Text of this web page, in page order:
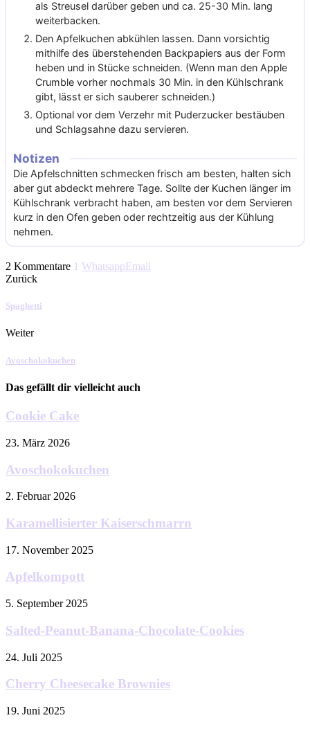
als Streusel darüber geben und ca. 25-30 Min. lang
weiterbacken.
Den Apfelkuchen abkühlen lassen. Dann vorsichtig
mithilfe des überstehenden Backpapiers aus der Form
heben und in Stücke schneiden. (Wenn man den Apple
Crumble vorher nochmals 30 Min. in den Kühlschrank
gibt, lässt er sich sauberer schneiden.)
Optional vor dem Verzehr mit Puderzucker bestäuben
und Schlagsahne dazu servieren.
Notizen
Die Apfelschnitten schmecken frisch am besten, halten sich
aber gut abdeckt mehrere Tage. Sollte der Kuchen länger im
Kühlschrank verbracht haben, am besten vor dem Servieren
kurz in den Ofen geben oder rechtzeitig aus der Kühlung
nehmen.
2 Kommentare 1 WhatsappEmail
Zurück
Spaghetti
Weiter
Avoschokokuchen
Das gefällt dir vielleicht auch
Cookie Cake
23. März 2026
Avoschokokuchen
2. Februar 2026
Karamellisierter Kaiserschmarrn
17. November 2025
Apfelkompott
5. September 2025
Salted-Peanut-Banana-Chocolate-Cookies
24. Juli 2025
Cherry Cheesecake Brownies
19. Juni 2025